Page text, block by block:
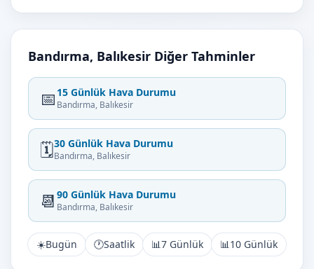
Bandırma, Balıkesir Diğer Tahminler
📅 15 Günlük Hava Durumu
Bandırma, Balıkesir
🗓️30 Günlük Hava Durumu
Bandırma, Balıkesir
📆 90 Günlük Hava Durumu
Bandırma, Balıkesir
☀️Bugün 🕐Saatlik 📊7 Günlük 📊10 Günlük